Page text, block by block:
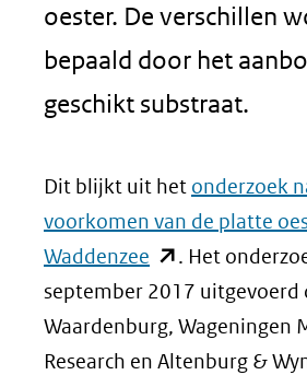
oester. De verschillen
bepaald door het
geschikt substraat.
Dit blijkt uit het onderzoek
voorkomen van de platte
Waddenzee (opent
in
nieuw
venster)
. Het
september 2017 uitgevoerd
Waardenburg, Wageningen
Research en Altenburg &